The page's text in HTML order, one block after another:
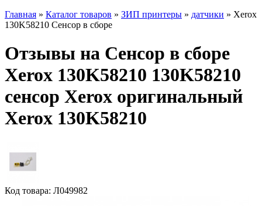
Главная » Каталог товаров » ЗИП принтеры » датчики » Xerox
130K58210 Сенсор в сборе
Отзывы на Сенсор в сборе
Xerox 130K58210 130K58210
сенсор Xerox оригинальный
Xerox 130K58210
Код товара: Л049982